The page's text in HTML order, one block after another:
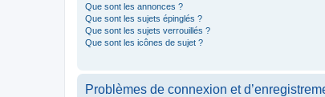
Que sont les annonces ?
Que sont les sujets épinglés ?
Que sont les sujets verrouillés ?
Que sont les icônes de sujet ?
Problèmes de connexion et